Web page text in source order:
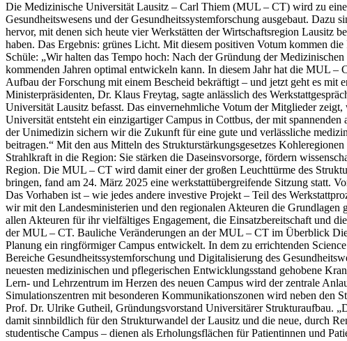
Die Medizinische Universität Lausitz – Carl Thiem (MUL – CT) wird zu
Gesundheitswesens und der Gesundheitssystemforschung ausgebaut.
hervor, mit denen sich heute vier Werkstätten der Wirtschaftsregion Lausitz
haben. Das Ergebnis: grünes Licht. Mit diesem positiven Votum kommen
Schüle: „Wir halten das Tempo hoch: Nach der Gründung der
kommenden Jahren optimal entwickeln kann. In diesem Jahr hat die MUL –
Aufbau der Forschung mit einem Bescheid bekräftigt – und jetzt geht es mit
Ministerpräsidenten, Dr. Klaus Freytag, sagte anlässlich des
Universität Lausitz befasst. Das einvernehmliche Votum der Mitglieder
Universität entsteht ein einzigartiger Campus in Cottbus, der mit
der Unimedizin sichern wir die Zukunft für eine gute und verlässliche
beitragen.“ Mit den aus Mitteln des Strukturstärkungsgesetzes
Strahlkraft in die Region: Sie stärken die Daseinsvorsorge, fördern
Region. Die MUL – CT wird damit einer der großen Leuchttürme des
bringen, fand am 24. März 2025 eine werkstattübergreifende Sitzung statt.
Das Vorhaben ist – wie jedes andere investive Projekt – Teil des
wir mit den Landesministerien und den regionalen Akteuren die
allen Akteuren für ihr vielfältiges Engagement, die Einsatzbereitschaft und
der MUL – CT. Bauliche Veränderungen an der MUL – CT im Überblick
Planung ein ringförmiger Campus entwickelt. In dem zu errichtenden
Bereiche Gesundheitssystemforschung und Digitalisierung des
neuesten medizinischen und pflegerischen Entwicklungsstand gehobene
Lern- und Lehrzentrum im Herzen des neuen Campus wird der zentrale
Simulationszentren mit besonderen Kommunikationszonen wird neben den
Prof. Dr. Ulrike Gutheil, Gründungsvorstand Universitärer Strukturaufbau.
damit sinnbildlich für den Strukturwandel der Lausitz und die neue, durch
studentische Campus – dienen als Erholungsflächen für Patientinnen und